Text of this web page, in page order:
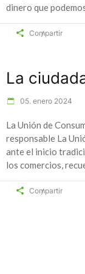
dinero que
Compartir
La
05. enero 2024
La Unión de
responsable La
ante el inicio
los comercios,
Compartir